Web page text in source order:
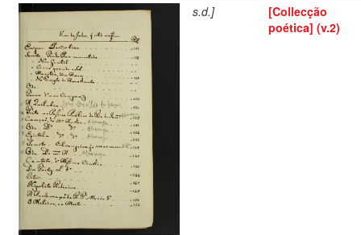
s.d.]
[Collecção
poética] (v.2)